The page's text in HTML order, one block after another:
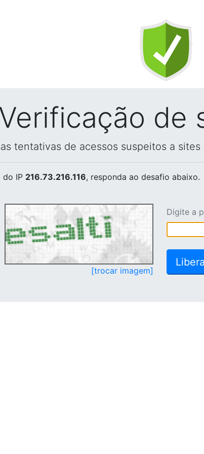
de
tentativas de acessos suspeitos a
do IP 216.73.216.116, responda ao desafio abaixo.
[trocar imagem]
Digite a